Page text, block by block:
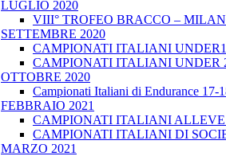
LUGLIO 2020
VIII° TROFEO BRACCO –
SETTEMBRE 2020
CAMPIONATI ITALIANI
CAMPIONATI ITALIANI UNDER
OTTOBRE 2020
Campionati Italiani di Endurance 17-
FEBBRAIO 2021
CAMPIONATI ITALIANI ALLEVE
CAMPIONATI ITALIANI DI
MARZO 2021